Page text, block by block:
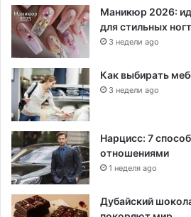
Маникюр 2026:
для стильных
3 недели ago
Как выбирать
3 недели ago
Нарцисс: 7
отношениями
1 неделя ago
Дубайский